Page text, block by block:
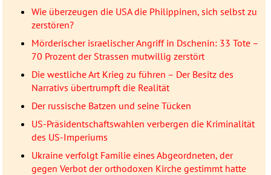
Wie überzeugen die USA die Philippinen, sich selbst zu
zerstören?
Mörderischer israelischer Angriff in Dschenin: 33 Tote –
70 Prozent der Strassen mutwillig zerstört
Die westliche Art Krieg zu führen – Der Besitz des
Narrativs übertrumpft die Realität
Der russische Batzen und seine Tücken
US-Präsidentschaftswahlen verbergen die Kriminalität
des US-Imperiums
Ukraine verfolgt Familie eines Abgeordneten, der
gegen Verbot der orthodoxen Kirche gestimmt hatte